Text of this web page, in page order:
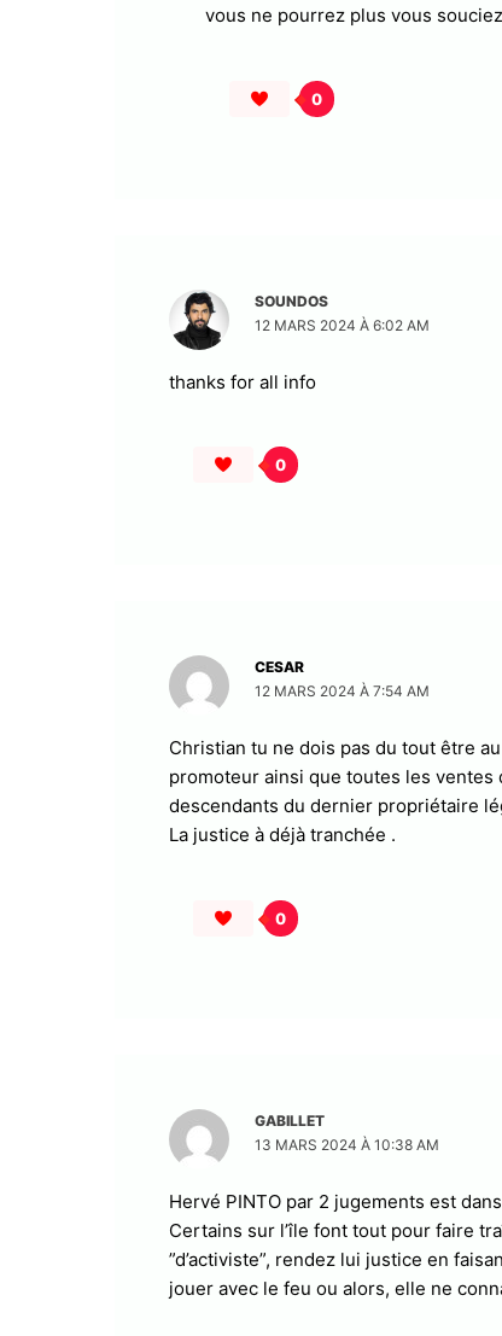
vous ne pourrez plus vous
0
SOUNDOS
12 MARS 2024 À 6:02 AM
thanks for all info
0
CESAR
12 MARS 2024 À 7:54 AM
Christian tu ne dois pas du tout être
promoteur ainsi que toutes les
descendants du dernier propriétaire
La justice à déjà tranchée .
0
GABILLET
13 MARS 2024 À 10:38 AM
Hervé PINTO par 2 jugements est
Certains sur l’île font tout pour faire
”d’activiste”, rendez lui justice en
jouer avec le feu ou alors, elle ne